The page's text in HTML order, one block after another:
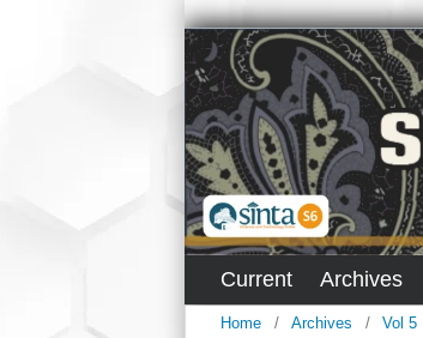
Current Archives
Home / Archives / Vol 5